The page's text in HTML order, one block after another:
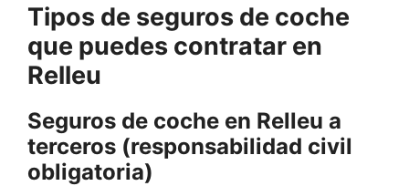
Tipos de seguros de coche
que puedes contratar en
Relleu
Seguros de coche en Relleu a
terceros (responsabilidad civil
obligatoria)